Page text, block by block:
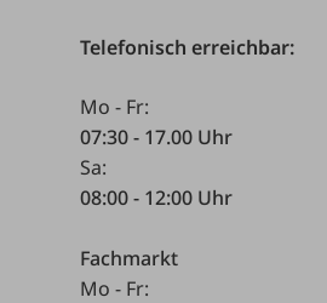
Telefonisch erreichbar:
Mo - Fr:
07:30 - 17.00 Uhr
Sa:
08:00 - 12:00 Uhr
Fachmarkt
Mo - Fr: